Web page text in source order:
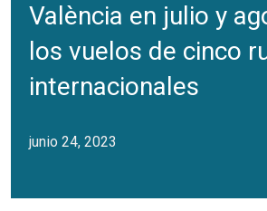
València en julio y
los vuelos de cinco
internacionales
junio 24, 2023